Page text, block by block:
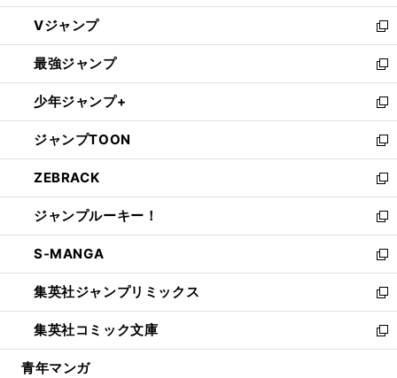
ウ
ィ
ン
ド
ウ
で
開
く
し
い
ウ
ィ
ン
ド
ウ
で
開
く
Vジャンプ
新
し
い
ウ
ィ
ン
ド
ウ
で
開
く
最強ジャンプ
新
し
い
ウ
ィ
ン
ド
ウ
で
開
く
少年ジャンプ+
新
し
い
ウ
ィ
ン
ド
ウ
で
開
く
ジャンプTOON
新
し
い
ウ
ィ
ン
ド
ウ
で
開
く
ZEBRACK
新
し
い
ウ
ィ
ン
ド
ウ
で
開
ジャンプルーキー！
新
し
い
ウ
ィ
ン
ド
ウ
S-MANGA
新
し
い
ウ
ィ
ン
集英社ジャンプリミックス
新
し
い
ウ
集英社コミック文庫
新
し
青年マンガ